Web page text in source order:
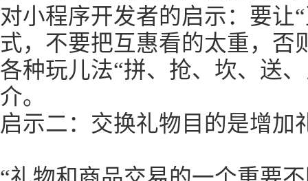
对小程序开发者的启示：要让
式，不要把互惠看的太重，否
各种玩儿法“拼、抢、坎、送
介。
启示二：交换礼物目的是增加